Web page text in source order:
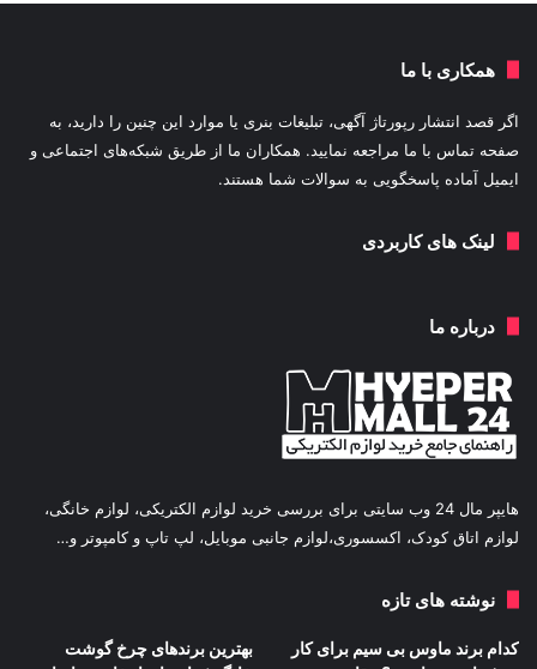
همکاری با ما
اگر قصد انتشار رپورتاژ آگهی، تبلیغات بنری یا موارد این چنین را دارید، به
صفحه تماس با ما مراجعه نمایید. همکاران ما از طریق شبکه‌های اجتماعی و
ایمیل آماده پاسخگویی به سوالات شما هستند.
لینک های کاربردی
درباره ما
هایپر مال 24 وب سایتی برای بررسی خرید لوازم الکتریکی، لوازم خانگی،
لوازم اتاق کودک، اکسسوری،لوازم جانبی موبایل، لپ تاپ و کامپوتر و…
نوشته های تازه
کدام برند ماوس بی سیم برای کار
بهترین برندهای چرخ گوشت